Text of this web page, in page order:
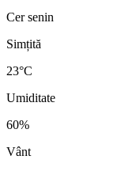
Cer senin
Simțită
23°C
Umiditate
60%
Vânt